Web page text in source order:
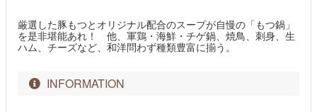
厳選した豚もつとオリジナル配合のスープが自慢の「もつ鍋」
を是非堪能あれ！ 他、軍鶏・海鮮・チゲ鍋、焼鳥、刺身、生
ハム、チーズなど、和洋問わず種類豊富に揃う。
INFORMATION